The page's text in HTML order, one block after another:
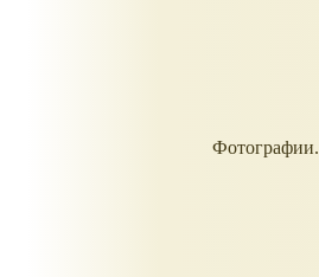
Фотографии.